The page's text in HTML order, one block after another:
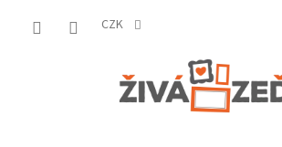
CZK